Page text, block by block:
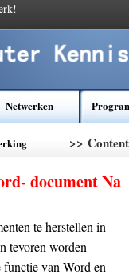
Netwerken
>> Content
document Na
te herstellen in
tevoren worden
van Word en